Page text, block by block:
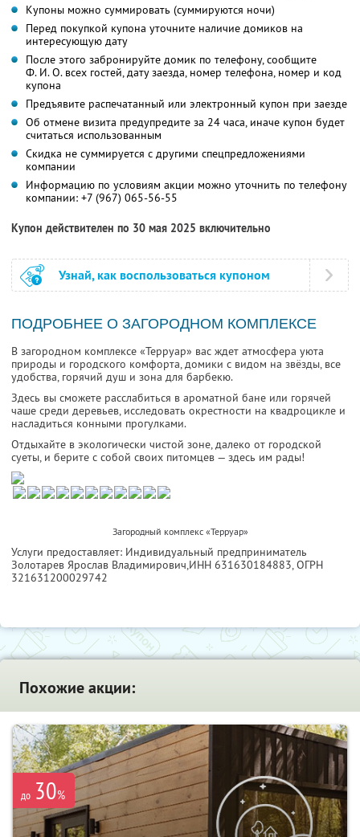
Купоны можно суммировать (суммируются ночи)
Перед покупкой купона уточните наличие домиков на
интересующую дату
После этого забронируйте домик по телефону, сообщите
Ф. И. О.всех гостей, дату заезда, номер телефона, номер и код
купона
Предъявите распечатанный или электронный купон при заезде
Об отмене визита предупредите за 24 часа, иначе купон будет
считаться использованным
Скидка не суммируется с другими спецпредложениями
компании
Информацию по условиям акции можно уточнить по телефону
компании: +7 (967) 065-56-55
Купон действителен по 30 мая 2025 включительно
Узнай, как воспользоваться купоном
ПОДРОБНЕЕ О ЗАГОРОДНОМ КОМПЛЕКСЕ
В загородном комплексе «Терруар» вас ждет атмосфера уюта
природы и городского комфорта, домики с видом на звёзды, все
удобства, горячий душ и зона для барбекю.
Здесь вы сможете расслабиться в ароматной бане или горячей
чаше среди деревьев, исследовать окрестности на квадроцикле и
насладиться конными прогулками.
Отдыхайте в экологически чистой зоне, далеко от городской
суеты, и берите с собой своих питомцев — здесь им рады!
Загородный комплекс «Терруар»
Услуги предоставляет: Индивидуальный предприниматель
Золотарев Ярослав Владимирович,ИНН 631630184883, ОГРН
321631200029742
Похожие акции:
до 30%